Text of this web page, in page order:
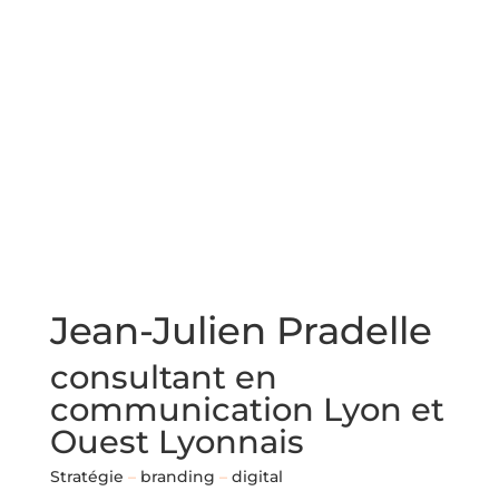
Jean-Julien Pradelle
consultant en
communication Lyon et
Ouest Lyonnais
Stratégie –branding –digital